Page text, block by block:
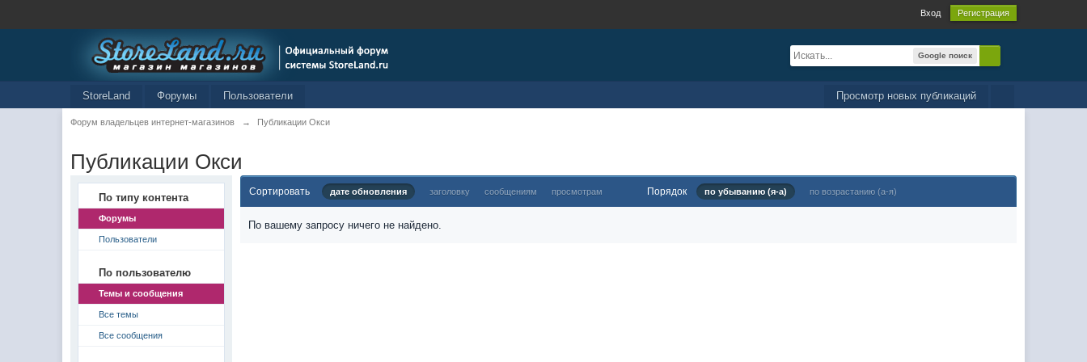
Вход Регистрация
Google поиск
Просмотр новых публикаций
StoreLand Форумы Пользователи
Форум владельцев интернет-магазинов → Публикации Окси
Публикации Окси
По типу контента
Форумы
Пользователи
По пользователю
Темы и сообщения
Все темы
Все сообщения
Сортировать дате обновления заголовку сообщениям просмотрам Порядок по убыванию (я-а) по возрастанию (а-я)
По вашему запросу ничего не найдено.